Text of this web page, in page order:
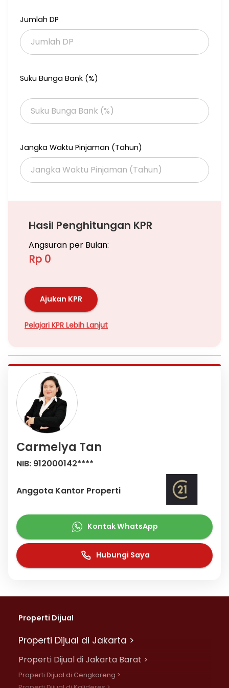
Jumlah DP
Suku Bunga Bank (%)
Jangka Waktu Pinjaman (Tahun)
Hasil Penghitungan KPR
Angsuran per Bulan:
Rp 0
Ajukan KPR
Pelajari KPR Lebih Lanjut
Carmelya Tan
NIB: 912000142****
Anggota Kantor Properti
Kontak WhatsApp
Hubungi Saya
Properti Dijual
Properti Dijual di Jakarta >
Properti Dijual di Jakarta Barat >
Properti Dijual di Cengkareng >